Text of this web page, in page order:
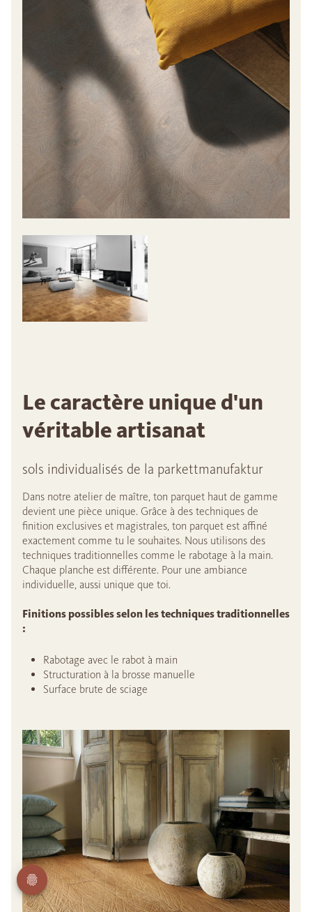
Le caractère unique d'un
véritable artisanat
sols individualisés de la parkettmanufaktur
Dans notre atelier de maître, ton parquet haut de gamme
devient une pièce unique. Grâce à des techniques de
finition exclusives et magistrales, ton parquet est affiné
exactement comme tu le souhaites. Nous utilisons des
techniques traditionnelles comme le rabotage à la main.
Chaque planche est différente. Pour une ambiance
individuelle, aussi unique que toi.
Finitions possibles selon les techniques traditionnelles
:
Rabotage avec le rabot à main
Structuration à la brosse manuelle
Surface brute de sciage